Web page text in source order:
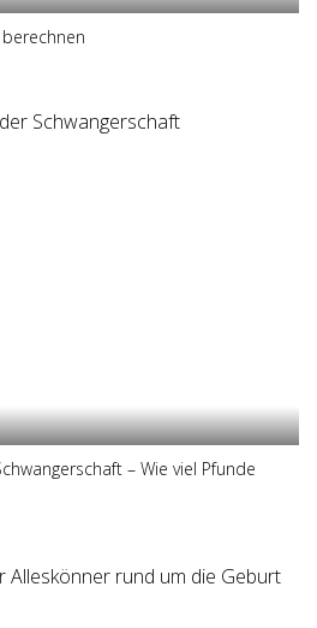
– Wie viel Pfunde